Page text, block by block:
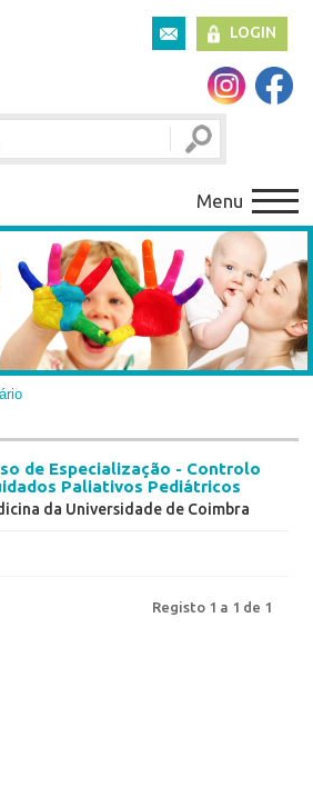
LOGIN
Menu
de Especialização - Controlo
Paliativos Pediátricos
da Universidade de Coimbra
Registo 1 a 1 de 1